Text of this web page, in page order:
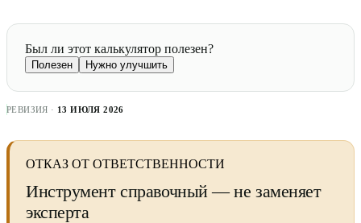
Был ли этот калькулятор полезен?
Полезен Нужно улучшить
РЕВИЗИЯ · 13 ИЮЛЯ 2026
ОТКАЗ ОТ ОТВЕТСТВЕННОСТИ
Инструмент справочный — не заменяет
эксперта